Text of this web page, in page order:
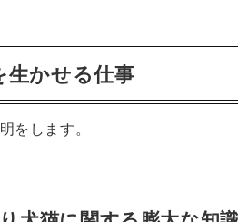
生かせる仕事
をします。